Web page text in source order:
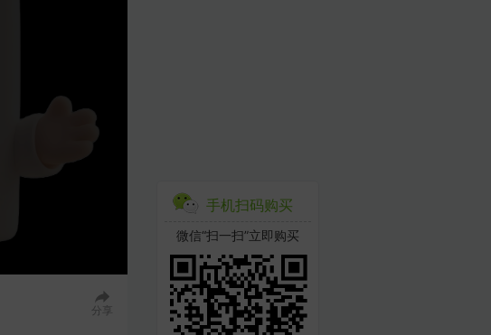
手机扫码购买
微信“扫一扫”立即购买
分享